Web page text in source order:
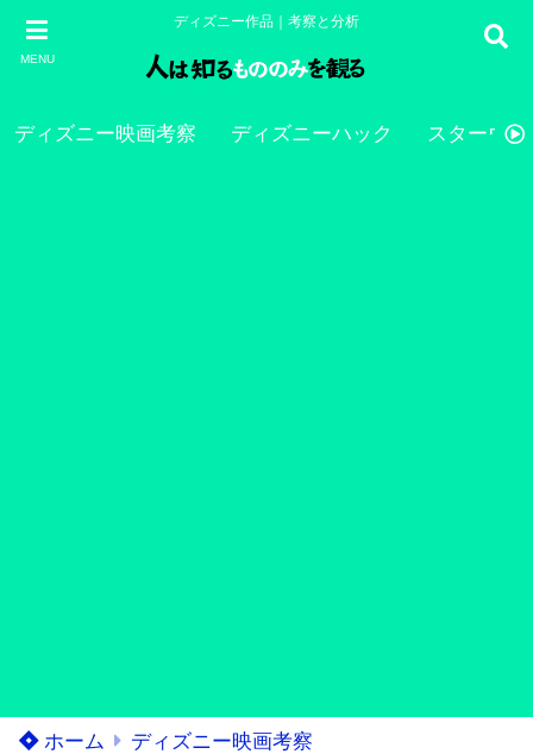
MENU
ディズニー作品｜考察と分析
ディズニー映画考察 ディズニーハック スターウォ
ホーム ディズニー映画考察